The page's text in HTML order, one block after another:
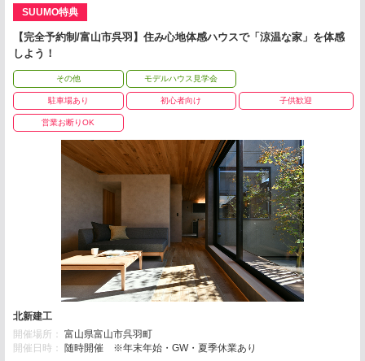
SUUMO特典
【完全予約制/富山市呉羽】住み心地体感ハウスで「涼温な家」を体感
しよう！
その他 モデルハウス見学会
駐車場あり 初心者向け 子供歓迎
営業お断りOK
北新建工
開催場所： 富山県富山市呉羽町
開催日時：
随時開催 ※年末年始・GW・夏季休業あり